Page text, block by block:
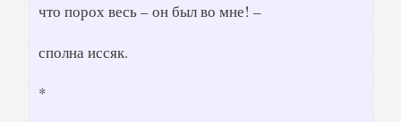
что порох весь – он был во мне! –
сполна иссяк.
*